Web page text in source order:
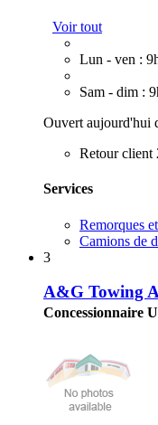
Voir tout
Lun - ven :
Sam - dim :
Ouvert aujourd'hui
Retour client
Services
Remorques
Camions de
3
A&G Towing
Concessionnaire